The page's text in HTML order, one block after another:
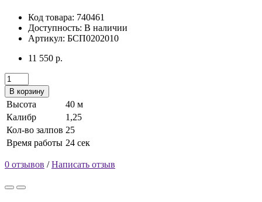
Код товара: 740461
Доступность: В наличии
Артикул: БСП0202010
11 550 р.
В корзину
Высота
40 м
Калибр
1,25
Кол-во залпов 25
Время работы 24 сек
0 отзывов /Написать отзыв